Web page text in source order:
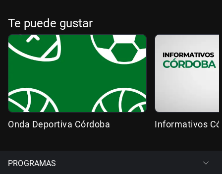
Te puede gustar
Onda Deportiva Córdoba Informativos
PROGRAMAS